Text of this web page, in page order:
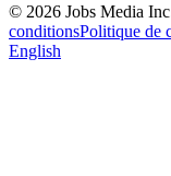
© 2026 Jobs Media
conditionsPolitique de
English